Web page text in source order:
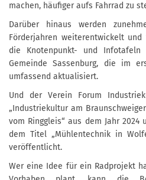
machen, häufiger aufs Fahrrad zu
Darüber hinaus werden
Förderjahren weiterentwickelt
die Knotenpunkt- und Infotafeln
Gemeinde Sassenburg, die im
umfassend aktualisiert.
Und der Verein Forum
„Industriekultur am
vom Ringgleis“ aus dem Jahr
dem Titel „Mühlentechnik in
veröffentlicht.
Wer eine Idee für ein Radprojekt